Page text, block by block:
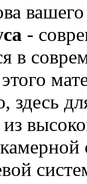
-
в
здесь
из